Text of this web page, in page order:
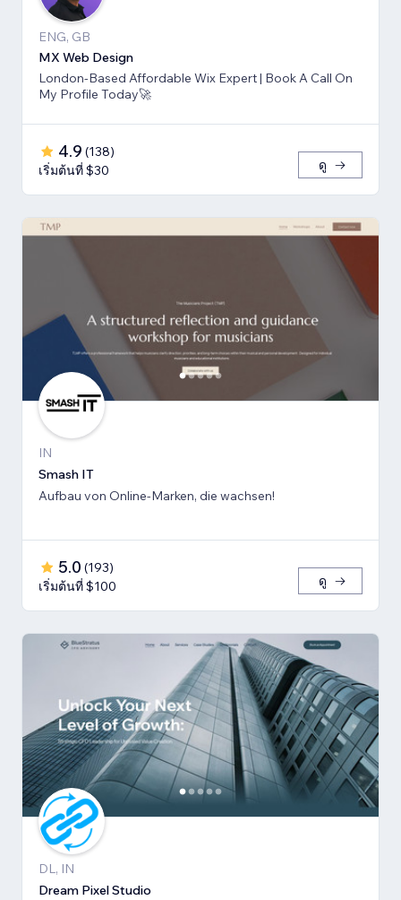
ENG, GB
MX Web Design
London-Based Affordable Wix Expert | Book A Call On
My Profile Today🚀
4.9 (138)
เริ่มต้นที่ $30
ดู
IN
Smash IT
Aufbau von Online-Marken, die wachsen!
5.0 (193)
เริ่มต้นที่ $100
ดู
DL, IN
Dream Pixel Studio